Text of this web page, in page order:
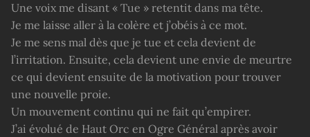
Une voix me disant « Tue » retentit dans ma tête.
Je me laisse aller à la colère et j’obéis à ce mot.
Je me sens mal dès que je tue et cela devient de
l’irritation. Ensuite, cela devient une envie de meurtre
ce qui devient ensuite de la motivation pour trouver
une nouvelle proie.
Un mouvement continu qui ne fait qu’empirer.
J’ai évolué de Haut Orc en Ogre Général après avoir